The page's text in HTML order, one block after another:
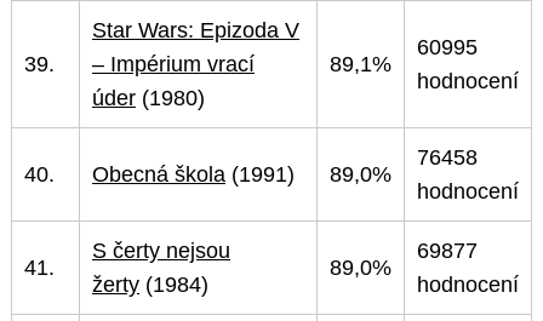
39.
Star Wars: Epizoda V
– Impérium vrací
úder (1980)
89,1%
60995
hodnocení
40. Obecná škola (1991) 89,0%
76458
hodnocení
41.
S čerty nejsou
žerty (1984)
89,0%
69877
hodnocení